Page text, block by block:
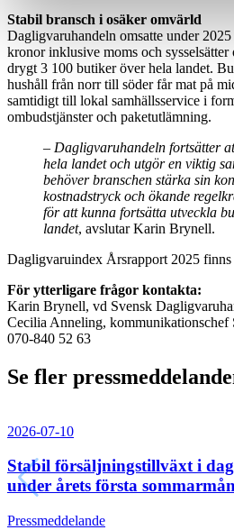
Stabil bransch i osäker omvärld
Dagligvaruhandeln omsatte under
kronor inklusive moms och
drygt 3 100 butiker över hela landet.
hushåll från norr till söder får mat på
samtidigt till lokal samhällsservice i
ombudstjänster och paketutlämning.
– Dagligvaruhandeln fortsätter
hela landet och utgör en viktig
behöver branschen stärka sin
kostnadstryck och ökande
för att kunna fortsätta utveckla
landet, avslutar Karin Brynell.
Dagligvaruindex Årsrapport 2025 finns
För ytterligare frågor kontakta:
Karin Brynell, vd Svensk
Cecilia Anneling, kommunikationschef
070-840 52 63
Se fler
2026-07-10
Stabil försäljningstillväxt i
under årets första
Pressmeddelande